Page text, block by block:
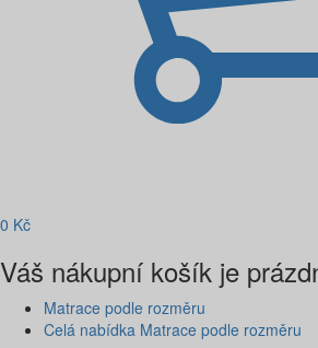
0 Kč
Váš nákupní košík je
Matrace podle rozměru
Celá nabídka Matrace podle rozměru